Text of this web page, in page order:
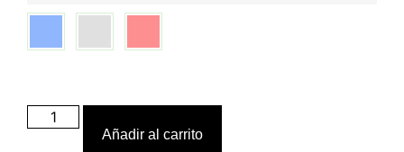
Añadir al carrito